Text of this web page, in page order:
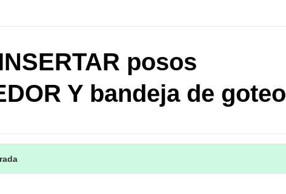
posos
Y bandeja de goteo